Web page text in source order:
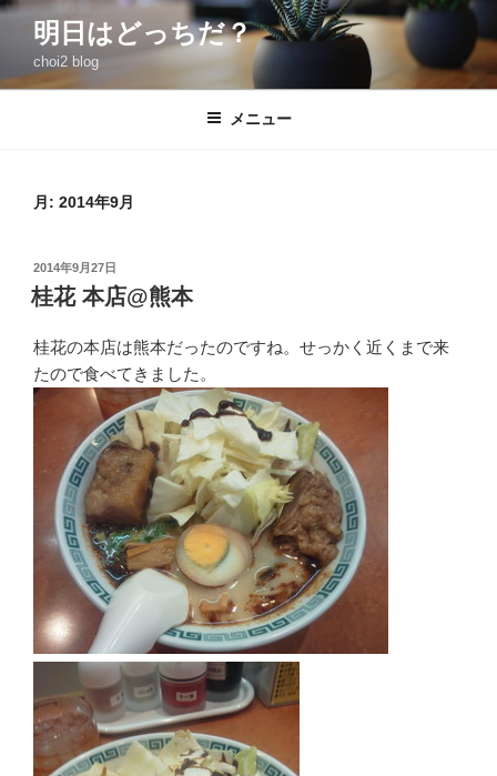
コ
ン
明日はどっちだ？
choi2 blog
メニュー
月: 2014年9月
投
稿
日:
2014年9月27日
桂花 本店@熊本
桂花の本店は熊本だったのですね。せっかく近くまで来
たので食べてきました。